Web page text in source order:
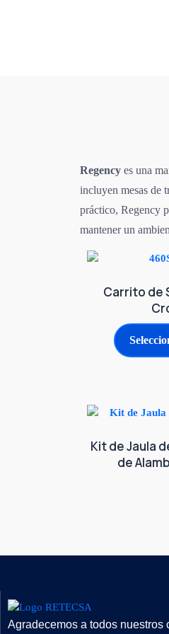
Regency es una
incluyen mesas de
práctico, Regency
mantener un
Carrito de
Kit de Jaula
de
Agradecemos a todos nuestros